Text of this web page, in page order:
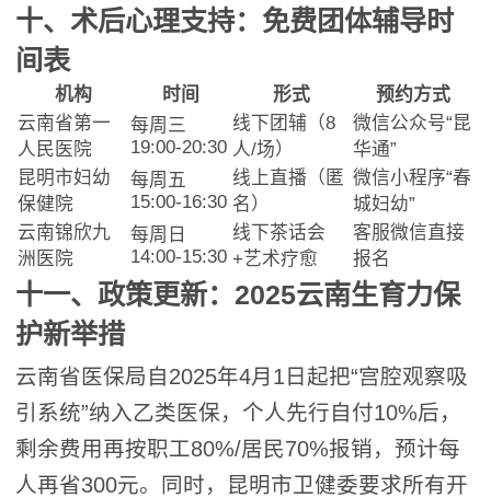
十、术后心理支持：免费团体辅导时
间表
机构 时间 形式
预约方式
云南省第一
人民医院
每周三
19:00-20:30
线下团辅（8
人/场）
微信公众号“昆
华通”
昆明市妇幼
保健院
每周五
15:00-16:30
线上直播（匿
名）
微信小程序“春
城妇幼”
云南锦欣九
洲医院
每周日
14:00-15:30
线下茶话会
+艺术疗愈
客服微信直接
报名
十一、政策更新：2025云南生育力保
护新举措
云南省医保局自2025年4月1日起把“宫腔观察吸
引系统”纳入乙类医保，个人先行自付10%后，
剩余费用再按职工80%/居民70%报销，预计每
人再省300元。同时，昆明市卫健委要求所有开